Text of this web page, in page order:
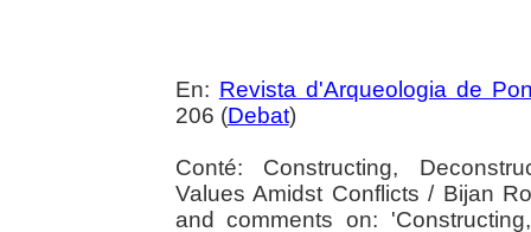
En: Revista d'Arqueologia de
206 (Debat)
Conté: Constructing,
Values Amidst Conflicts / Bijan
and comments on: